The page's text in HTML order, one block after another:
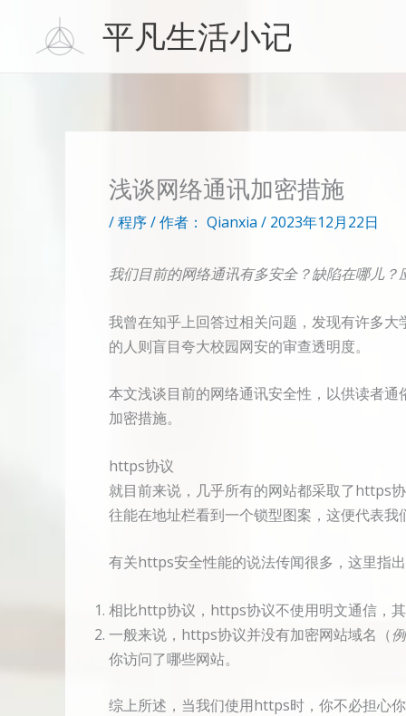
平凡生活小记
浅谈网络通讯加密措施
/程序/ 作者： Qianxia / 2023年12月22日
我们目前的网络通讯有多安全？缺陷在哪儿？
我曾在知乎上回答过相关问题，发现有许多
的人则盲目夸大校园网安的审查透明度。
本文浅谈目前的网络通讯安全性，以供读者
加密措施。
https协议
就目前来说，几乎所有的网站都采取了https
往能在地址栏看到一个锁型图案，这便代表
有关https安全性能的说法传闻很多，这里指
相比http协议，https协议不使用明文通信，
一般来说，https协议并没有加密网站域名（
你访问了哪些网站。
综上所述，当我们使用https时，你不必担心